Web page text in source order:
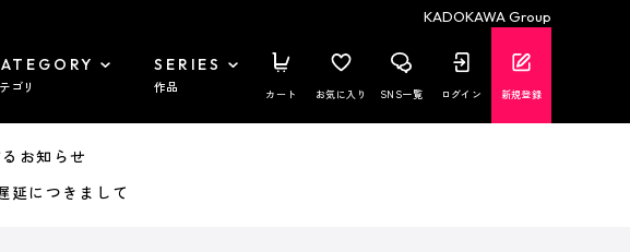
KADOKAWA Group
ゴリ
SERIES
作品 カート お気に入り SNS一覧 ログイン 新規登録
お知らせ
につきまして